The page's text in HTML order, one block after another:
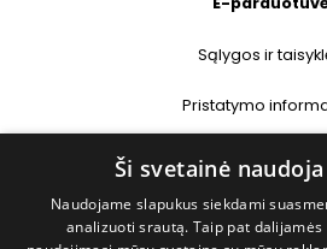
Sąlygos ir
Pristatymo
Prekių
Kontaktai
Ši svetainė
Naudojame slapukus siekdami
analizuoti srautą. Taip pat